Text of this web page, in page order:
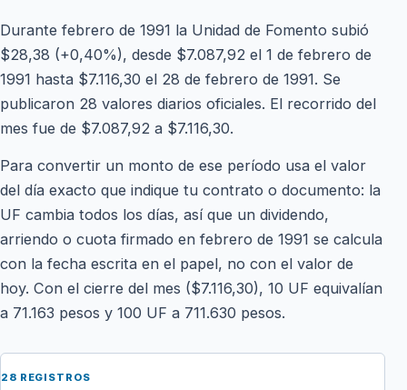
Durante febrero de 1991 la Unidad de Fomento subió
$28,38 (+0,40%), desde $7.087,92 el 1 de febrero de
1991 hasta $7.116,30 el 28 de febrero de 1991. Se
publicaron 28 valores diarios oficiales. El recorrido del
mes fue de $7.087,92 a $7.116,30.
Para convertir un monto de ese período usa el valor
del día exacto que indique tu contrato o documento: la
UF cambia todos los días, así que un dividendo,
arriendo o cuota firmado en febrero de 1991 se calcula
con la fecha escrita en el papel, no con el valor de
hoy. Con el cierre del mes ($7.116,30), 10 UF equivalían
a 71.163 pesos y 100 UF a 711.630 pesos.
28 REGISTROS